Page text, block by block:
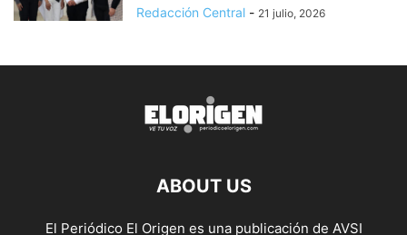
Redacción Central - 21 julio, 2026
ABOUT US
El Periódico El Origen es una publicación de AVSI